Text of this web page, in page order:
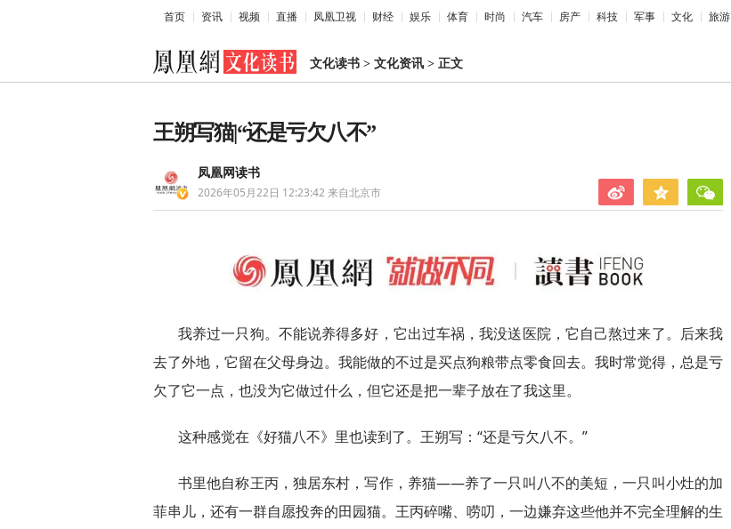
首页 资讯 视频 直播 凤凰卫视 财经 娱乐 体育 时尚 汽车 房产 科技 军事 文化 旅游
文化读书 > 文化资讯 > 正文
王朔写猫|“还是亏欠八不”
凤凰网读书
2026年05月22日 12:23:42 来自北京市
我养过一只狗。不能说养得多好，它出过车祸，我没送医院，它自己熬过来了。后来我
去了外地，它留在父母身边。我能做的不过是买点狗粮带点零食回去。我时常觉得，总是亏
欠了它一点，也没为它做过什么，但它还是把一辈子放在了我这里。
这种感觉在《好猫八不》里也读到了。王朔写：“还是亏欠八不。”
书里他自称王丙，独居东村，写作，养猫——养了一只叫八不的美短，一只叫小灶的加
菲串儿，还有一群自愿投奔的田园猫。王丙碎嘴、唠叨，一边嫌弃这些他并不完全理解的生